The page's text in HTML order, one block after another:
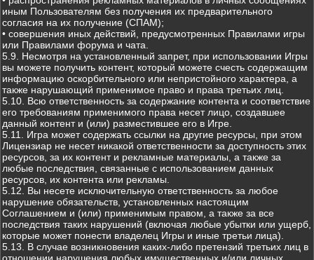
иным Пользователям без получения их предварительного
согласия на их получение (СПАМ);
• совершения иных действий, предусмотренных Правилами игры
или Правилами форума и чата.
5.9. Несмотря на установленный запрет, при использовании Игры
вы можете получить контент, который можете счесть содержащим
информацию оскорбительного или непристойного характера, а
также нарушающий применимое право и права третьих лиц.
5.10. Всю ответственность за содержание контента и соответствие
его требованиям применимого права несет лицо, создавшее
данный контент и (или) разместившее его в Игре.
5.11. Игра может содержать ссылки на другие ресурсы, при этом
Лицензиар не несет никакой ответственности за доступность этих
ресурсов, за их контент и рекламные материалы, а также за
любые последствия, связанные с использованием данных
ресурсов, их контента или рекламы.
5.12. Вы несете исключительную ответственность за любое
нарушение обязательств, установленных настоящим
Соглашением и (или) применимым правом, а также за все
последствия таких нарушений (включая любые убытки или ущерб,
которые может понести владелец Игры и иные третьи лица).
5.13. В случае возникновения каких-либо претензий третьих лиц в